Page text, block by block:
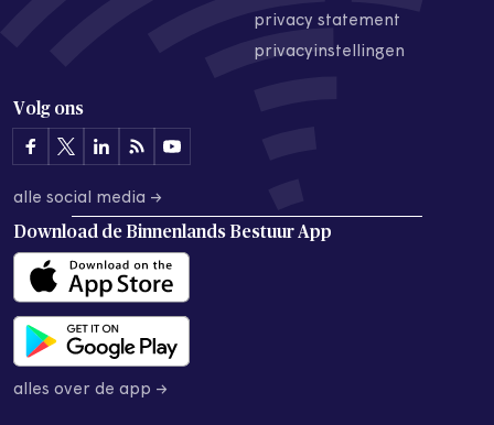
privacy statement
privacyinstellingen
Volg ons
alle social media →
Download de Binnenlands Bestuur App
alles over de app →